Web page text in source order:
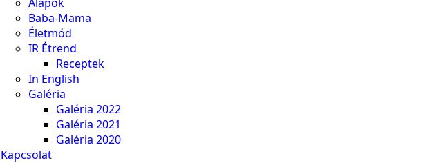
Baba-Mama
Életmód
IR Étrend
Receptek
In English
Galéria
Galéria 2022
Galéria 2021
Galéria 2020
Kapcsolat